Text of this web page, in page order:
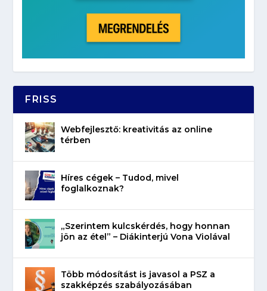
FRISS
Webfejlesztő: kreativitás az online
térben
Híres cégek – Tudod, mivel
foglalkoznak?
„Szerintem kulcskérdés, hogy honnan
jön az étel” – Diákinterjú Vona Violával
Több módosítást is javasol a PSZ a
szakképzés szabályozásában